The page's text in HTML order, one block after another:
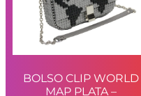
BOLSO CLIP WORLD
MAP PLATA –